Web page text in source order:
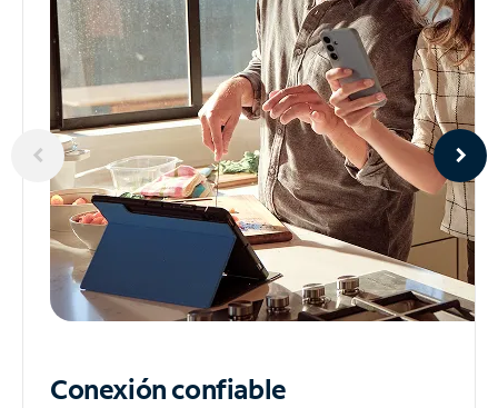
Conexión confiable